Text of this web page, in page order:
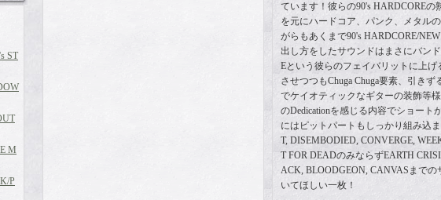
ST
M
P
ています！彼らの90's HARDCOREの
を元にハードコア、パンク、メタル
がらもあくまで90's HARDCORE/
出し方をしたサウンドはまさにバン
Eという彼らのフェイバリットに上げ
させつつもChuga Chuga要素、引き
でケイオティックなギターの装飾等
のDedicationを感じる内容でショート
にはピットパートもしっかり組み込
T, DISEMBODIED, CONVERGE,
T FOR DEADのみならずEARTH
ACK, BLOODGEON, CANVASまでの
いてほしい一枚！